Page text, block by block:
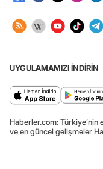
UYGULAMAMIZI İNDİRİN
Haberler.com:
ve en güncel gelişmeler